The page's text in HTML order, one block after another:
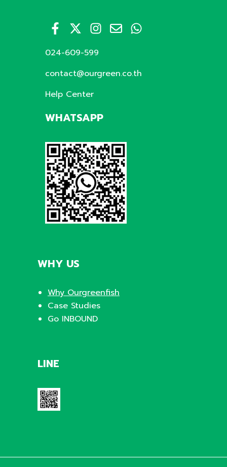
024-609-599
contact@ourgreen.co.th
Help Center
WHATSAPP
WHY US
Why Ourgreenfish
Case Studies
Go INBOUND
LINE